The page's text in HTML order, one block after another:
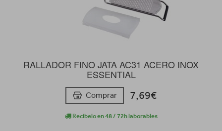
RALLADOR FINO JATA AC31 ACERO INOX
ESSENTIAL
Comprar 7,69€
Recíbelo en 48 / 72h laborables